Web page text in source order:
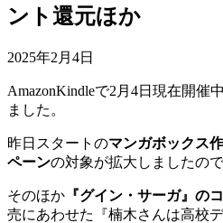
ント還元ほか
2025年2月4日
AmazonKindleで2月4日現在開催
ました。
昨日スタートのマンガボックス
ペーンの対象が拡大しましたの
そのほか 『グイン・サーガ』の
売にあわせた『楠木さんは高校